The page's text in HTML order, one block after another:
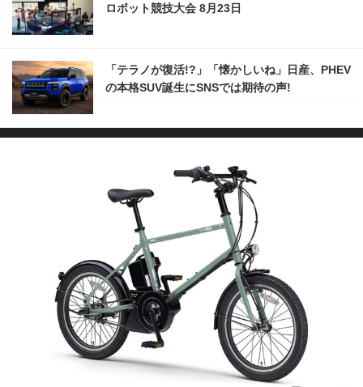
ロボット競技大会 8月23日
「テラノが復活!?」「懐かしいね」日産、PHEV
の本格SUV誕生にSNSでは期待の声!